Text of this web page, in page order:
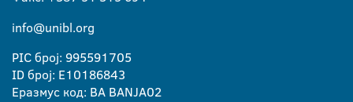
info@unibl.org
PIC број: 995591705
ID број: E10186843
Еразмус код: BA BANJA02